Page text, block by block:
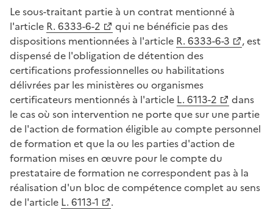
Le sous-traitant partie à un contrat mentionné à
l'article R. 6333-6-2
qui ne bénéficie pas des
dispositions mentionnées à l'article R. 6333-6-3
, est
dispensé de l'obligation de détention des
certifications professionnelles ou habilitations
délivrées par les ministères ou organismes
certificateurs mentionnés à l'article L. 6113-2
dans
le cas où son intervention ne porte que sur une partie
de l'action de formation éligible au compte personnel
de formation et que la ou les parties d'action de
formation mises en œuvre pour le compte du
prestataire de formation ne correspondent pas à la
réalisation d'un bloc de compétence complet au sens
de l'article L. 6113-1 .